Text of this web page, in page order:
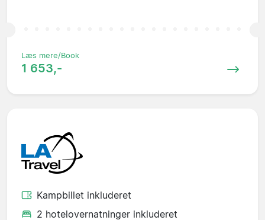
Læs mere/Book
1 653,-
Kampbillet inkluderet
2 hotelovernatninger inkluderet